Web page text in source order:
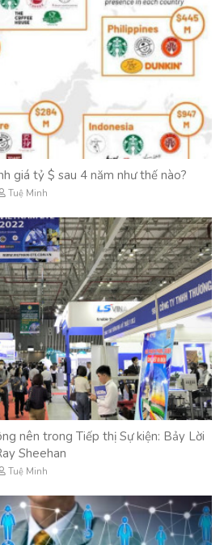
giá tỷ $ sau 4 năm như thế nào?
Tuệ Minh
nên trong Tiếp thị Sự kiện: Bảy Lời
Sheehan
Tuệ Minh